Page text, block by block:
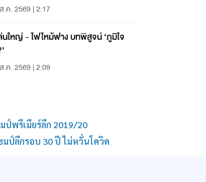
.ค. 2569 | 2:17
นใหญ่ - ไฟไหม้ฟาง บทพิสูจน์ ‘ภูมิใจ
.ค. 2569 | 2:09
ป์พรีเมียร์ลีก 2019/20
ป์ลีกรอบ 30 ปี ไม่หวั่นโควิด